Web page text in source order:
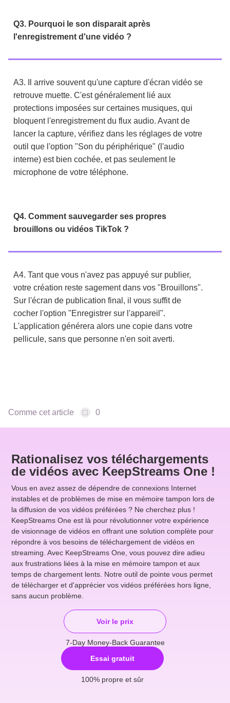
Q3. Pourquoi le son disparait après
l'enregistrement d'une vidéo ?
A3. Il arrive souvent qu'une capture d'écran vidéo se
retrouve muette. C'est généralement lié aux
protections imposées sur certaines musiques, qui
bloquent l'enregistrement du flux audio. Avant de
lancer la capture, vérifiez dans les réglages de votre
outil que l'option "Son du périphérique" (l'audio
interne) est bien cochée, et pas seulement le
microphone de votre téléphone.
Q4. Comment sauvegarder ses propres
brouillons ou vidéos TikTok ?
A4. Tant que vous n'avez pas appuyé sur publier,
votre création reste sagement dans vos "Brouillons".
Sur l'écran de publication final, il vous suffit de
cocher l'option "Enregistrer sur l'appareil".
L'application générera alors une copie dans votre
pellicule, sans que personne n'en soit averti.
Comme cet article 0
Rationalisez vos téléchargements
de vidéos avec KeepStreams One !
Vous en avez assez de dépendre de connexions Internet
instables et de problèmes de mise en mémoire tampon lors de
la diffusion de vos vidéos préférées ? Ne cherchez plus !
KeepStreams One est là pour révolutionner votre expérience
de visionnage de vidéos en offrant une solution complète pour
répondre à vos besoins de téléchargement de vidéos en
streaming. Avec KeepStreams One, vous pouvez dire adieu
aux frustrations liées à la mise en mémoire tampon et aux
temps de chargement lents. Notre outil de pointe vous permet
de télécharger et d'apprécier vos vidéos préférées hors ligne,
sans aucun problème.
Essai gratuit
100% propre et sûr
Voir le prix
7-Day Money-Back Guarantee